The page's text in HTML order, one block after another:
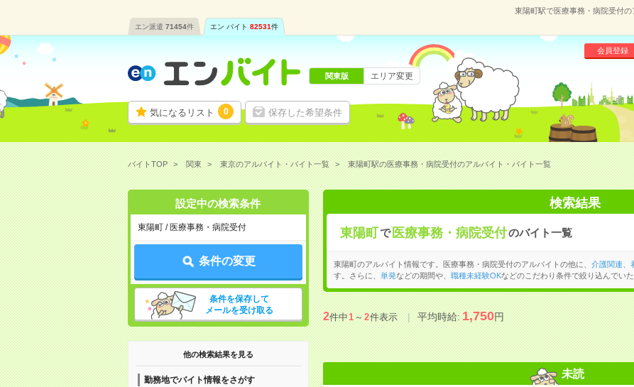
東陽町駅で医療事務・病院受付
エン派遣 71454件 エン バイト 82531件
気になるリスト 0 保存した希望条件
会員登録
関東版 エリア変更
バイトTOP 関東 東京のアルバイト・バイト一覧 東陽町駅の医療事務・病院受付のアルバイト・バイト一覧
設定中の検索条件
東陽町 / 医療事務・病院受付
条件の変更
条件を保存して
メールを受け取る
他の検索結果を見る
勤務地でバイト情報をさがす
検索結果
東陽町で 医療事務・病院受付のバイト一覧
東陽町のアルバイト情報です。医療事務・病院受付のアルバイトの他に、 介護関連
す。さらに、
単発などの期間や、 職種未経験OKなどのこだわり条件で絞り込んでいた
2件中1～2件表示 平均時給:1,750円
未読